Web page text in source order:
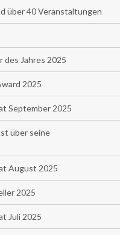
über 40 Veranstaltungen
Jahres 2025
2025
September 2025
über seine
August 2025
2025
Juli 2025